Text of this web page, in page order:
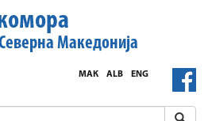
Македонија
ENG
ALB
МАК